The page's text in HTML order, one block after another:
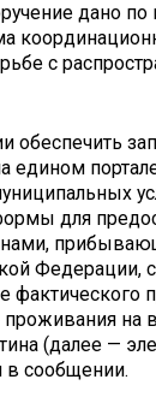
дано по
с
обеспечить
едином
для
Федерации,
фактического
на
(далее —
в сообщении.